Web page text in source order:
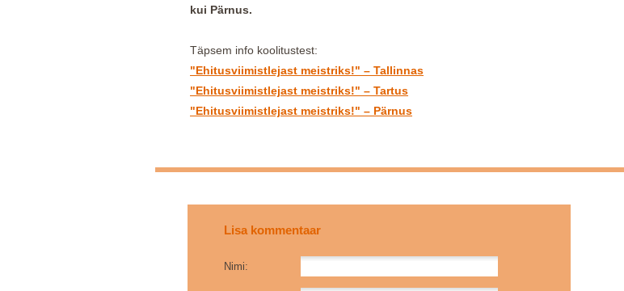
kui Pärnus.
Täpsem info koolitustest:
"Ehitusviimistlejast meistriks!" – Tallinnas
"Ehitusviimistlejast meistriks!" – Tartus
"Ehitusviimistlejast meistriks!" – Pärnus
Lisa kommentaar
Nimi: